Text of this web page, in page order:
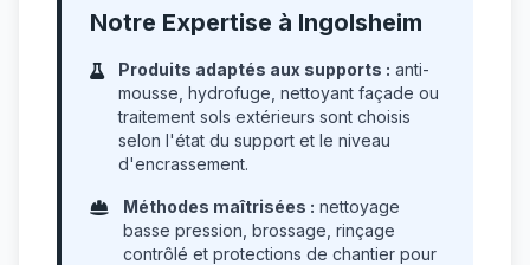
Notre Expertise à Ingolsheim
Produits adaptés aux supports : anti-
mousse, hydrofuge, nettoyant façade ou
traitement sols extérieurs sont choisis
selon l'état du support et le niveau
d'encrassement.
Méthodes maîtrisées : nettoyage
basse pression, brossage, rinçage
contrôlé et protections de chantier pour